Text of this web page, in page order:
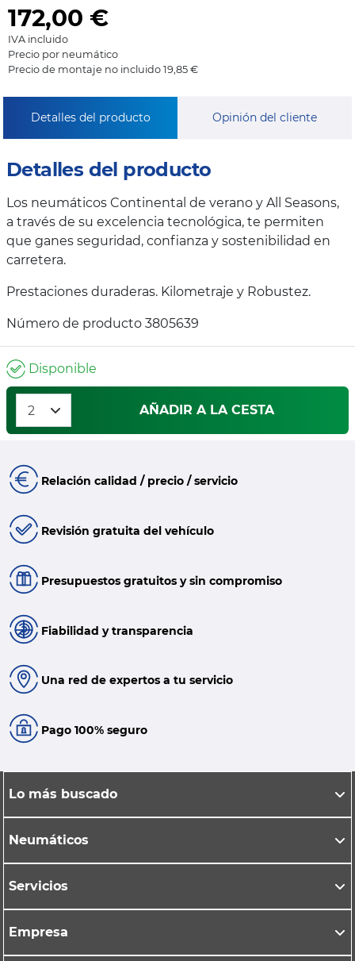
172,00 €
IVA incluido
Precio por neumático
Precio de montaje no incluido 19,85 €
Detalles del producto Opinión del cliente
Detalles del producto
Los neumáticos Continental de verano y All Seasons,
a través de su excelencia tecnológica, te permiten
que ganes seguridad, confianza y sostenibilidad en
carretera.
Prestaciones duraderas. Kilometraje y Robustez.
Número de producto 3805639
Disponible
AÑADIR A LA CESTA
Relación calidad / precio / servicio
Revisión gratuita del vehículo
Presupuestos gratuitos y sin compromiso
Fiabilidad y transparencia
Una red de expertos a tu servicio
Pago 100% seguro
Lo más buscado
Neumáticos
Servicios
Empresa